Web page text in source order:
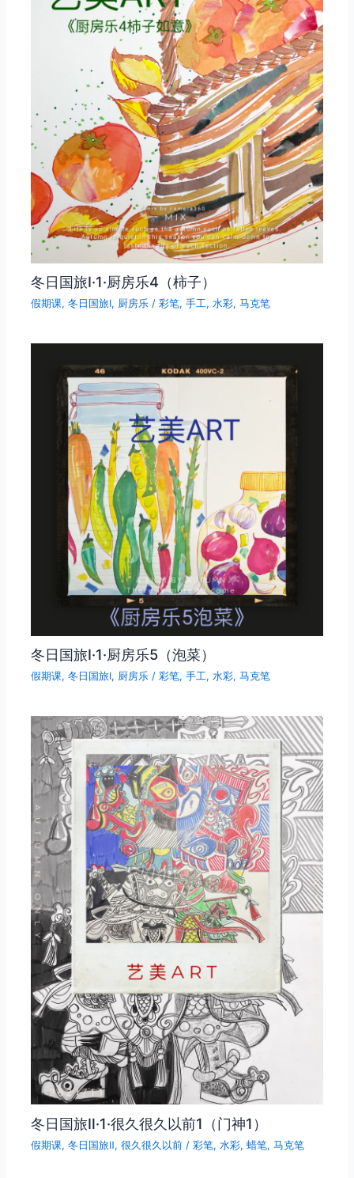
冬日国旅Ⅰ·1·厨房乐4（柿子）
假期课,冬日国旅Ⅰ, 厨房乐 /彩笔,手工,水彩,马克笔
冬日国旅Ⅰ·1·厨房乐5（泡菜）
假期课,冬日国旅Ⅰ, 厨房乐 /彩笔,手工,水彩,马克笔
冬日国旅Ⅱ·1·很久很久以前1（门神1）
假期课,冬日国旅Ⅱ,很久很久以前 /彩笔,水彩,蜡笔,马克笔